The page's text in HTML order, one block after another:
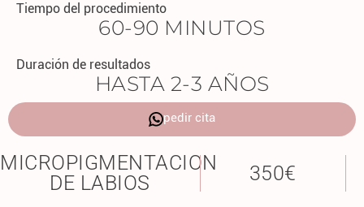
Tiempo del procedimiento
60-90 MINUTOS
Duración de resultados
HASTA 2-3 AÑOS
pedir cita
MICROPIGMENTACION
DE LABIOS
350€